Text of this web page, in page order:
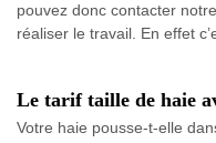
pouvez donc contacter
réaliser le travail. En effet
Le tarif taille de haie
Votre haie pousse-t-elle